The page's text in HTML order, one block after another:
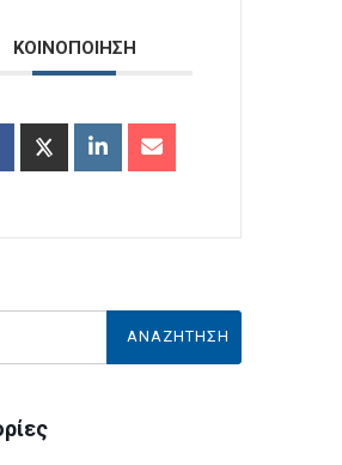
ΚΟΙΝΟΠΟΙΗΣΗ